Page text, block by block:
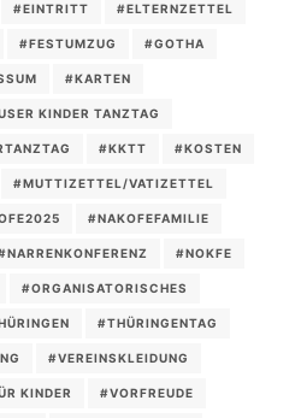
#EINTRITT #ELTERNZETTEL
#FESTUMZUG #GOTHA
#KARTEN
KINDER TANZTAG
#KKTT #KOSTEN
#MUTTIZETTEL/VATIZETTEL
#NAKOFEFAMILIE
#NOKFE
#ORGANISATORISCHES
#THÜRINGENTAG
#VEREINSKLEIDUNG
KINDER #VORFREUDE